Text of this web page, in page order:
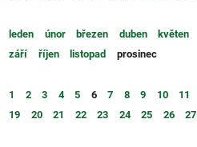
leden únor březen duben květen
září
říjen listopad prosinec
1 2 3 4 5 6 7 8 9 10 11
19
20 21 22 23 24 25 26 27